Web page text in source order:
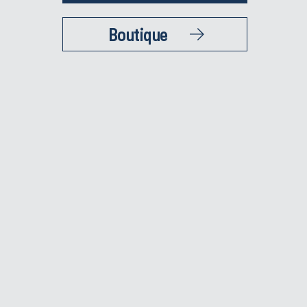
Boutique